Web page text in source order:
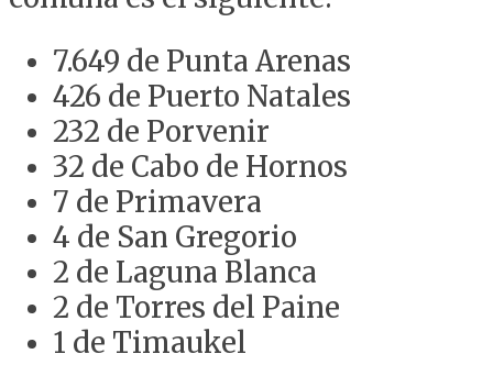
7.649 de Punta Arenas
426 de Puerto Natales
232 de Porvenir
32 de Cabo de Hornos
7 de Primavera
4 de San Gregorio
2 de Laguna Blanca
2 de Torres del Paine
1 de Timaukel